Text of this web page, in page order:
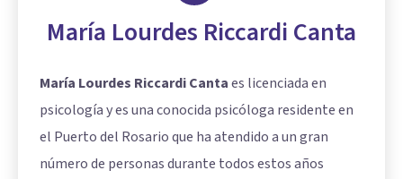
María Lourdes Riccardi Canta
María Lourdes Riccardi Cantaes licenciada en
psicología y es una conocida psicóloga residente en
el Puerto del Rosario que ha atendido a un gran
número de personas durante todos estos años